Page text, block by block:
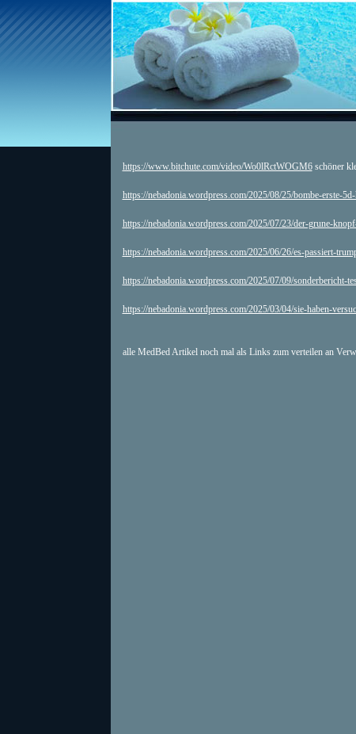
https://www.bitchute.com/video/Wo0lRctWOGM6schöner
https://nebadonia.wordpress.com/2025/08/25/bombe-erste-
https://nebadonia.wordpress.com/2025/07/23/der-grune-
https://nebadonia.wordpress.com/2025/06/26/es-passiert-
https://nebadonia.wordpress.com/2025/07/09/sonderbericht-
https://nebadonia.wordpress.com/2025/03/04/sie-haben-
alle MedBed Artikel noch mal als Links zum verteilen an